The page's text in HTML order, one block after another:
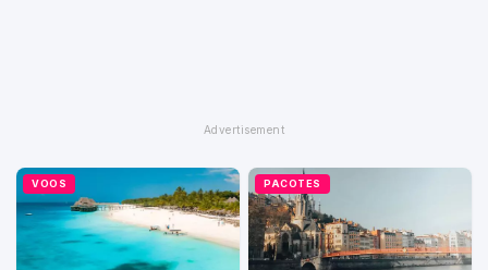
VOOS PACOTES